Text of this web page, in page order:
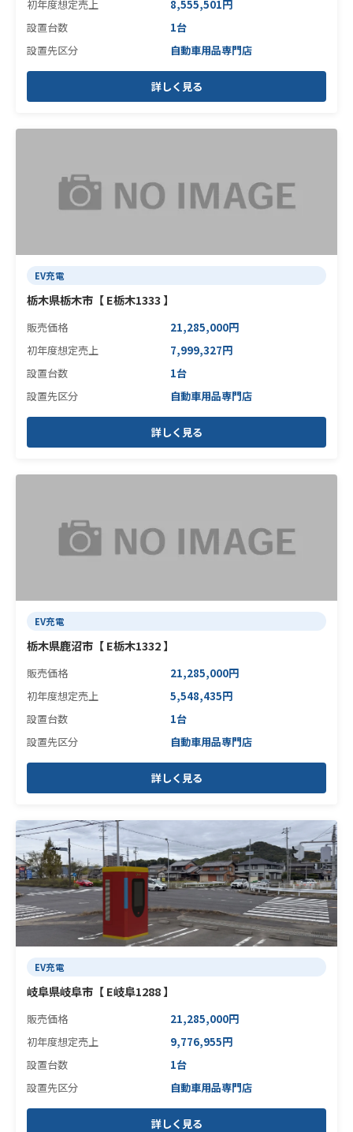
初年度想定売上
8,555,501円
設置台数
1台
設置先区分
自動車用品専門店
詳しく見る
EV充電
栃木県栃木市【 E栃木1333 】
販売価格
21,285,000円
初年度想定売上
7,999,327円
設置台数
1台
設置先区分
自動車用品専門店
詳しく見る
EV充電
栃木県鹿沼市【 E栃木1332 】
販売価格
21,285,000円
初年度想定売上
5,548,435円
設置台数
1台
設置先区分
自動車用品専門店
詳しく見る
EV充電
岐阜県岐阜市【 E岐阜1288 】
販売価格
21,285,000円
初年度想定売上
9,776,955円
設置台数
1台
設置先区分
自動車用品専門店
詳しく見る